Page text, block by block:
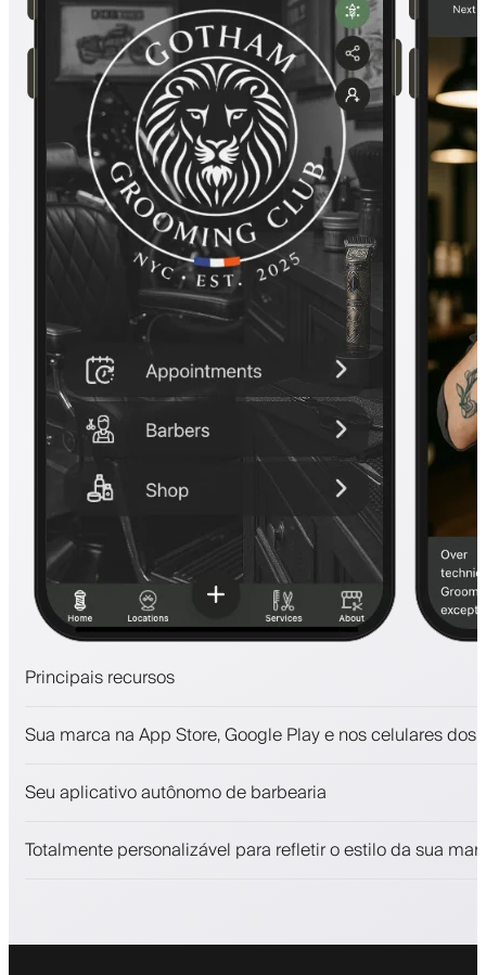
Principais recursos
Pagamentos, depósito caução
Envolva clientes com um programa de fidelidade
Sua marca na App Store, Google Play e nos celulares dos
Seu aplicativo autônomo de barbearia
Totalmente personalizável para refletir o estilo da sua